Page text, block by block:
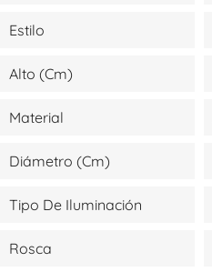
Estilo
Alto (cm)
Material
Diámetro (cm)
Tipo De Iluminación
Rosca